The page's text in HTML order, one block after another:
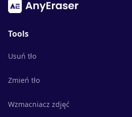
Tools
Usuń tło
Zmień tło
Wzmacniacz zdjęć